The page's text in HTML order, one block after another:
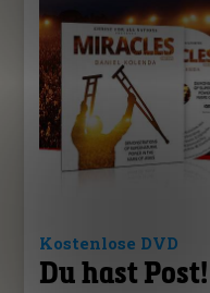
Kostenlose DVD
Du hast Post!